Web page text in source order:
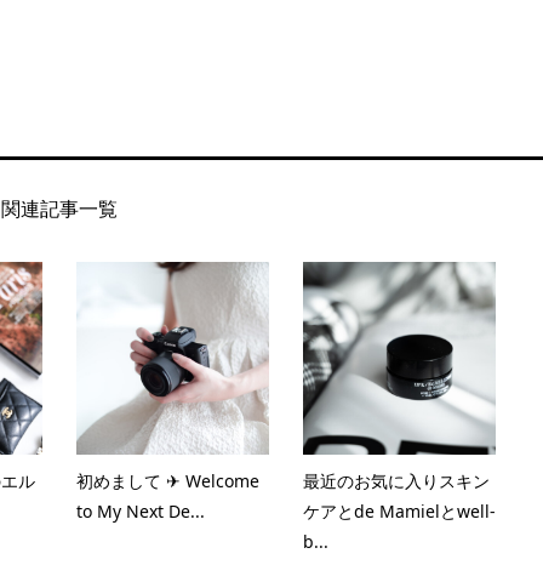
関連記事一覧
ル
初めまして ✈︎ Welcome
to My Next De...
最近のお気に入りスキン
ケアとde Mamielとwell-
b...